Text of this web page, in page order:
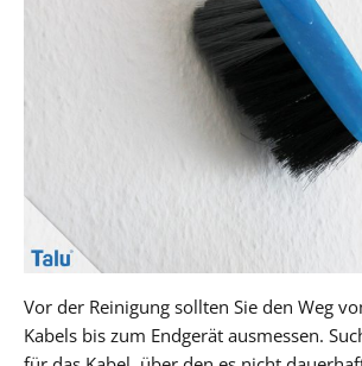
Vor der Reinigung sollten Sie den Weg
Kabels bis zum Endgerät ausmessen.